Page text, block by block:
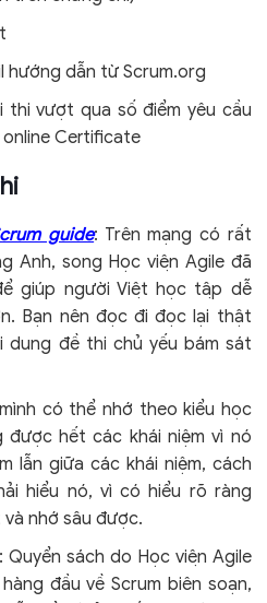
hướng dẫn từ Scrum.org
thi vượt qua số điểm yêu cầu
Certificate
guide: Trên mạng có rất
Anh, song Học viện Agile đã
giúp người Việt học tập dễ
Bạn nên đọc đi đọc lại thật
dung đề thi chủ yếu bám sát
có thể nhớ theo kiểu học
hết các khái niệm vì nó
lẫn giữa các khái niệm, cách
hiểu nó, vì có hiểu rõ ràng
nhớ sâu được.
Quyển sách do Học viện Agile
đầu về Scrum biên soạn,